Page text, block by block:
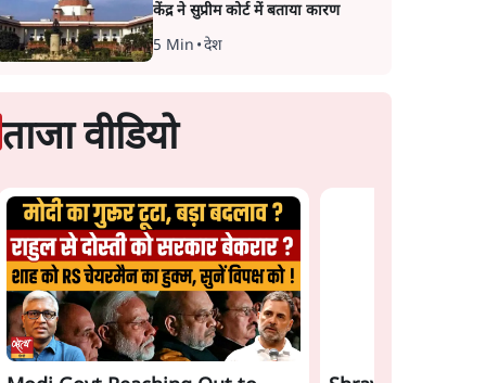
केंद्र ने सुप्रीम कोर्ट में बताया कारण
5 Min •देश
ताजा वीडियो